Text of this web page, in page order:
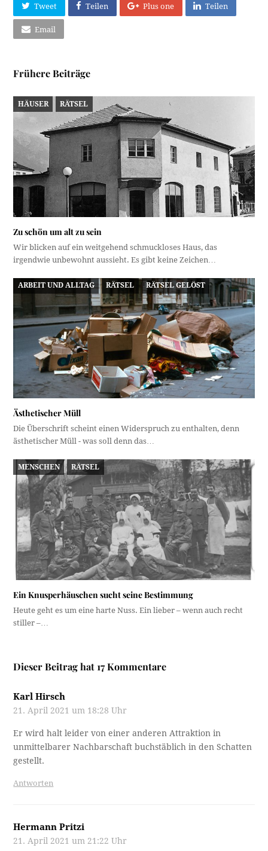
Tweet Teilen Plus one Teilen
Email
Frühere Beiträge
HÄUSER RÄTSEL
Zu schön um alt zu sein
Wir blicken auf ein weitgehend schmuckloses Haus, das
irgendwie unbewohnt aussieht. Es gibt keine Zeichen…
ARBEIT UND ALLTAG RÄTSEL RÄTSEL GELÖST
Ästhetischer Müll
Die Überschrift scheint einen Widerspruch zu enthalten, denn
ästhetischer Müll - was soll denn das…
MENSCHEN RÄTSEL
Ein Knusperhäuschen sucht seine Bestimmung
Heute geht es um eine harte Nuss. Ein lieber – wenn auch recht
stiller –…
Dieser Beitrag hat 17 Kommentare
Karl Hirsch
21. April 2021 um 18:28 Uhr
Er wird halt leider von einer anderen Attraktion in
unmittelbarer Nachbarschaft buchstäblich in den Schatten
gestellt.
Antworten
Hermann Pritzi
21. April 2021 um 21:22 Uhr